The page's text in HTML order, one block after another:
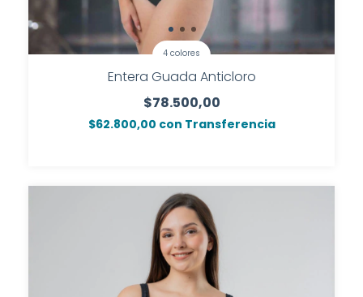
4 colores
Entera Guada Anticloro
$78.500,00
$62.800,00 con Transferencia